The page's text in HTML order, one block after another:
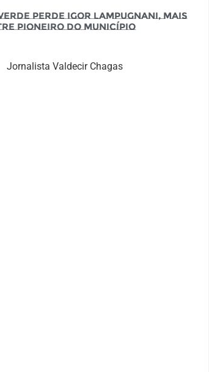
perde Igor Lampugnani, mais
pioneiro do município
Jornalista Valdecir Chagas